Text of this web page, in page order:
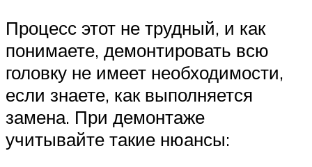
Процесс этот не трудный, и как
понимаете, демонтировать всю
головку не имеет необходимости,
если знаете, как выполняется
замена. При демонтаже
учитывайте такие нюансы: